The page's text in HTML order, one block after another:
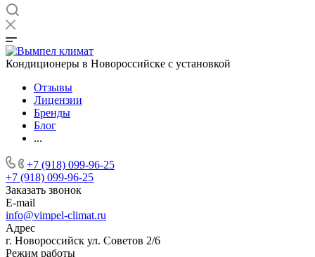
Кондиционеры в Новороссийске с установкой
Отзывы
Лицензии
Бренды
Блог
...
+7 (918) 099-96-25
+7 (918) 099-96-25
Заказать звонок
E-mail
info@vimpel-climat.ru
Адрес
г. Новороссийск ул. Советов 2/6
Режим работы